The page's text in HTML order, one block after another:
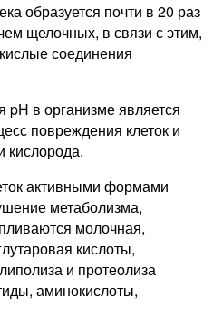
образуется почти в 20 раз
щелочных, в связи с этим,
соединения
в организме является
повреждения клеток и
кислорода.
активными формами
метаболизма,
молочная,
кислоты,
и протеолиза
аминокислоты,